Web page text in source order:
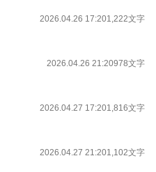
2026.04.26 17:201,222文字
2026.04.26 21:20978文字
2026.04.27 17:201,816文字
2026.04.27 21:201,102文字